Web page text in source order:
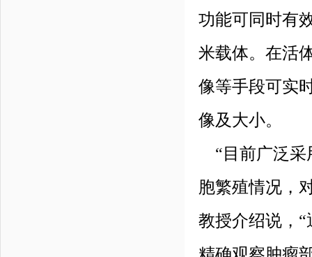
功能可同时有
米载体。在活
像等手段可实
像及大小。
“目前广泛采
胞繁殖情况，
教授介绍说，